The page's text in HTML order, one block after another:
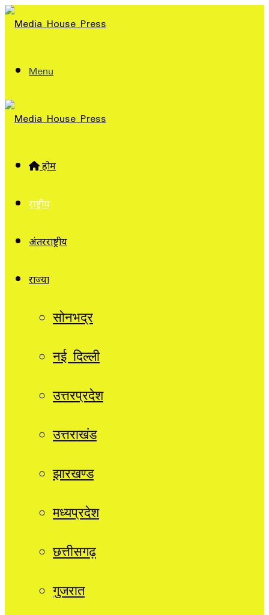
Menu
होम
राष्ट्रीय
अंतरराष्ट्रीय
राज्यों
सोनभद्र
नई दिल्ली
उत्तरप्रदेश
उत्तराखंड
झारखण्ड
मध्यप्रदेश
छत्तीसगढ़
गुजरात